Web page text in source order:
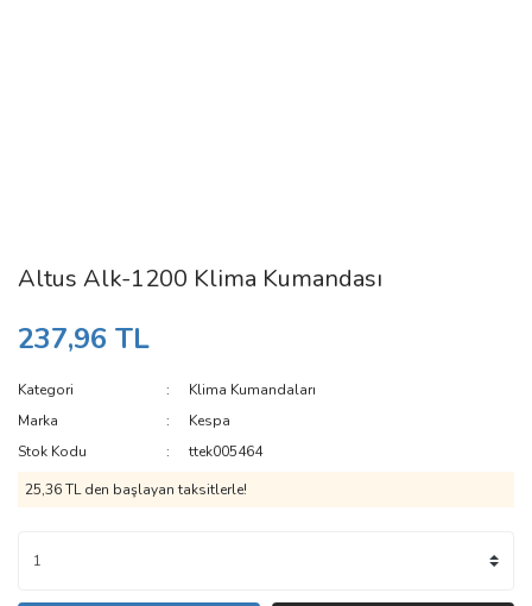
Altus Alk-1200 Klima Kumandası
237,96 TL
Kategori
Klima Kumandaları
Marka
Kespa
Stok Kodu
ttek005464
25,36 TL den başlayan taksitlerle!